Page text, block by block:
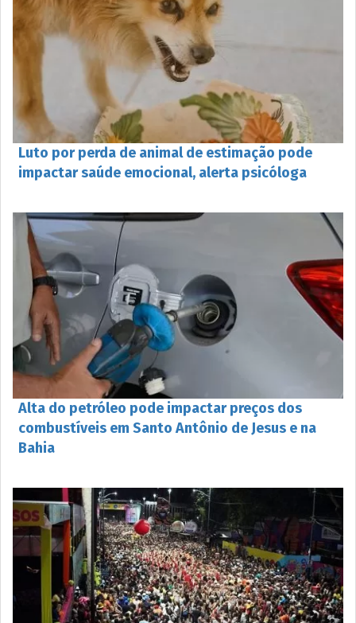
Luto por perda de animal de estimação pode
impactar saúde emocional, alerta psicóloga
Alta do petróleo pode impactar preços dos
combustíveis em Santo Antônio de Jesus e na
Bahia